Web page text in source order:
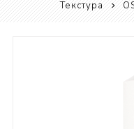
Текстура